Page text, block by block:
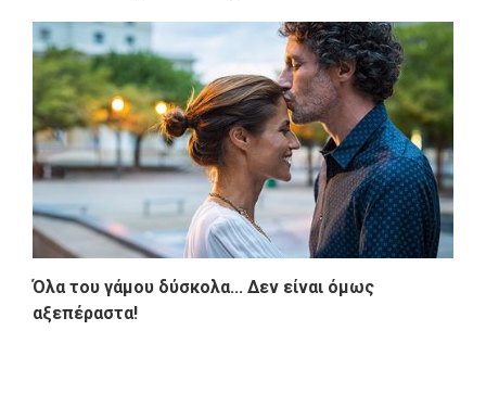
Όλα του γάμου δύσκολα... Δεν είναι όμως
αξεπέραστα!